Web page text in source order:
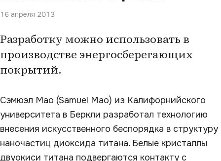
16 апреля 2013
Разработку можно использовать в
производстве энергосберегающих
покрытий.
Сэмюэл Мао (Samuel Mao) из Калифорнийского
университета в Беркли разработал технологию
внесения искусственного беспорядка в структуру
наночастиц диоксида титана. Белые кристаллы
двуокиси титана подвергаются контакту с